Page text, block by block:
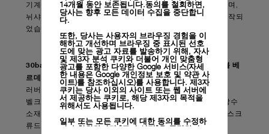
기계식 칼리버는 높은 수준의 효율성과 내구성을 갖추고 있으며,
뉘샤텔에 위치한 파네라이 매뉴팩처에서 전적으로 개발 및 제작되
었습니다.
30bar(약 300m 깊이) 방수 기능을 제공하는 새로운 섭머저블 베
르데 밀리테어 - 42mm는 모델명과 같은 컬러의
러버 스트랩을 장착하고 있습니다.
벨크로 잠금장치와 티타늄 루프가 달린 블랙 색상의 최첨단 방수
소재의 추가 스트랩과 스트랩 교체용 특수 도구, 버클 제거용 스크
류드라이버가 함께 제공됩니다.
14개월 동안 보존됩니다.동의를 철회하면,
당사는 향후 모든 데이터 수집을 중단합니
다.
또한, 당사는 사용자의 브라우징 경험을 이
해하고 개선하며 브라우징 중 표시된 선호
도에 맞는 광고 자료를 발송하기 위해, 자사
및 제3자 분석 쿠키와 더불어 개인 맞춤형
광고를 포함한 다양한 Google 서비스(자세
한 내용은Google 개인정보 보호 및 약관 사
이트)를 참조하십시오)를 사용합니다. 제3자
쿠키는 당사 이외의 사이트 또는 웹 서버에
서 제공하는 쿠키로, 해당 제3자의 목적을
위해서도 사용됩니다.
일부 또는 모든 쿠키에 대한 동의를 수정하
거나 철회하려면 "쿠키 설정"을 클릭하거